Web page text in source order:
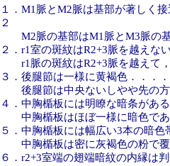
１．M1脈とM2脈は基部が著しく
２
M2脈の基部はM1脈とM3脈の基
２．r1室の斑紋はR2+3脈を越えな
r1脈の斑紋はR2+3脈を越えて，
３．後腿節は一様に黄褐色．．．
後腿節は中央ないしやや先の方
４．中胸楯板には明瞭な暗条があ
中胸楯板はほぼ一様に暗色であ
５．中胸楯板には幅広い3本の暗
中胸楯板は密に灰褐色の粉で覆
６．r2+3室端の翅端暗紋の内縁は